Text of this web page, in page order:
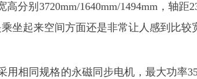
分别3720mm/1640mm/1494mm，轴距
坐起来空间方面还是非常让人感到比较
相同规格的永磁同步电机，最大功率